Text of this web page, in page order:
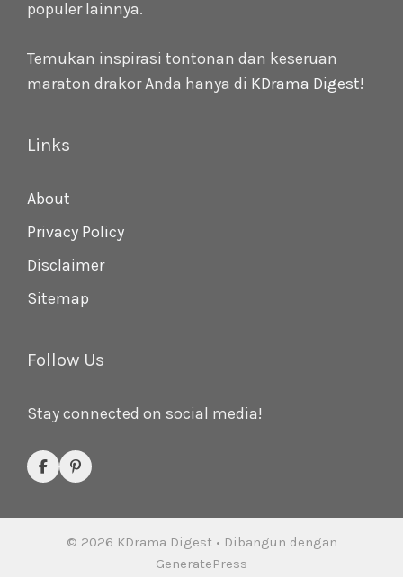
populer lainnya.
Temukan inspirasi tontonan dan keseruan
maraton drakor Anda hanya di KDrama Digest!
Links
About
Privacy Policy
Disclaimer
Sitemap
Follow Us
Stay connected on social media!
© 2026 KDrama Digest• Dibangun dengan
GeneratePress